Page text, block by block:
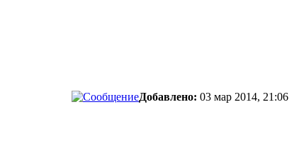
Добавлено: 03 мар 2014, 21:06